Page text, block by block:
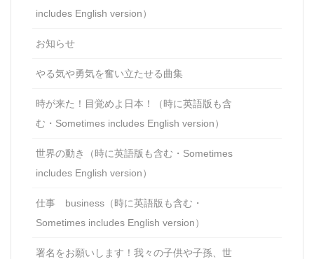
includes English version）
お知らせ
やる気や勇気を奮い立たせる曲集
時が来た！目覚めよ日本！（時に英語版も含
む・Sometimes includes English version）
世界の動き（時に英語版も含む・Sometimes
includes English version）
仕事 business（時に英語版も含む・
Sometimes includes English version）
署名をお願いします！我々の子供や子孫、世